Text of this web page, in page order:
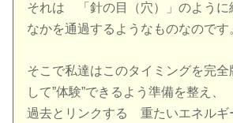
それは 「針の目（穴）」のように
なかを通過するようなものなのです
そこで私達はこのタイミングを完全
して”体験”できるよう準備を整え、
過去とリンクする 重たいエネルギ